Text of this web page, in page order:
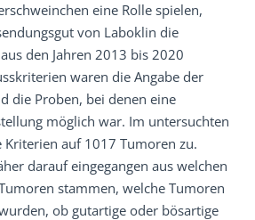
eine Rolle spielen,
von Laboklin die
den Jahren 2013 bis 2020
waren die Angabe der
die Proben, bei denen eine
möglich war. Im untersuchten
auf 1017 Tumoren zu.
darauf eingegangen aus welchen
stammen, welche Tumoren
ob gutartige oder bösartige